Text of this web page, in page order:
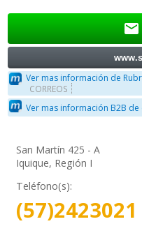

Ver mas información de
CORREOS
Ver mas información B2B
San Martín 425 - A
Iquique, Región I
Teléfono(s):
(57)2423021